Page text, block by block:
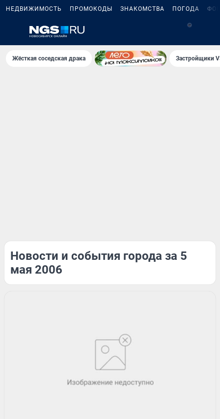
НЕДВИЖИМОСТЬ ПРОМОКОДЫ ЗНАКОМСТВА ПОГОДА
5
Жёсткая соседская драка Застройщики
Новости и события города за 5
мая 2006